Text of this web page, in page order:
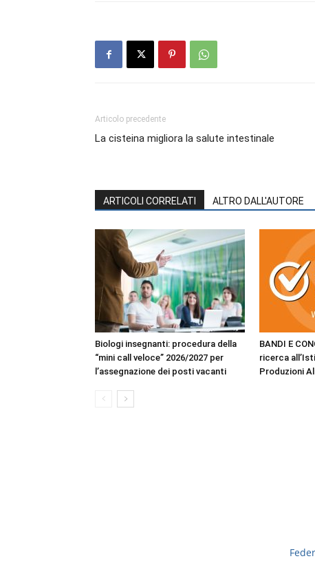
Articolo precedente
La cisteina migliora la salute intestinale
ARTICOLI CORRELATI ALTRO DALL'AUTORE
Biologi insegnanti: procedura della
“mini call veloce” 2026/2027 per
l’assegnazione dei posti vacanti
BANDI E
ricerca
Produzioni